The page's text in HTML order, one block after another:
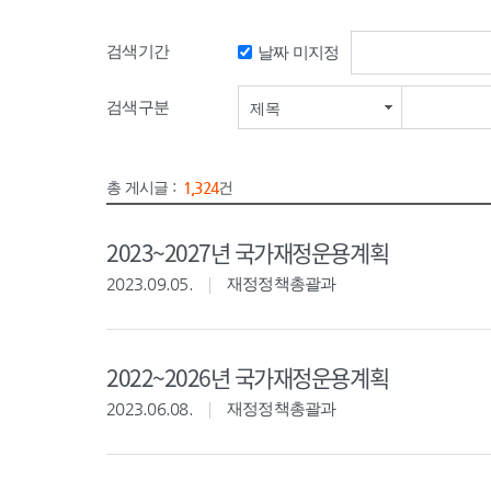
검색기간 날짜 미지정
검색구분 제목
총 게시글 : 1,324건
2023~2027년 국가재정운용계획
2023.09.05. 재정정책총괄과
2022~2026년 국가재정운용계획
2023.06.08. 재정정책총괄과